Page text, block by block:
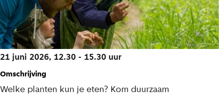
a
m
w
i
d
21 juni 2026, 12.30 - 15.30 uur
Omschrijving
Welke planten kun je eten? Kom duurzaam